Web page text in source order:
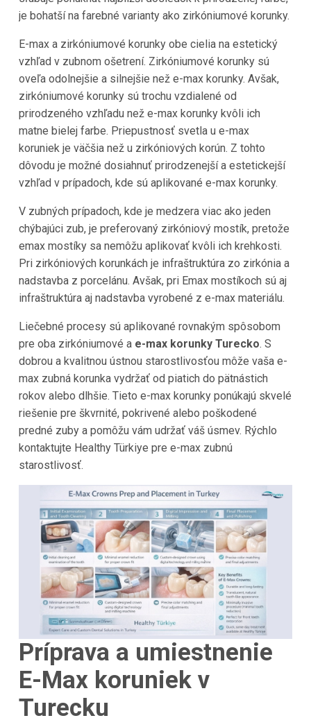
je bohatší na farebné varianty ako zirkóniumové korunky.
E-max a zirkóniumové korunky obe cielia na estetický
vzhľad v zubnom ošetrení. Zirkóniumové korunky sú
oveľa odolnejšie a silnejšie než e-max korunky. Avšak,
zirkóniumové korunky sú trochu vzdialené od
prirodzeného vzhľadu než e-max korunky kvôli ich
matne bielej farbe. Priepustnosť svetla u e-max
koruniek je väčšia než u zirkóniových korún. Z tohto
dôvodu je možné dosiahnuť prirodzenejší a estetickejší
vzhľad v prípadoch, kde sú aplikované e-max korunky.
V zubných prípadoch, kde je medzera viac ako jeden
chýbajúci zub, je preferovaný zirkóniový mostík, pretože
emax mostíky sa nemôžu aplikovať kvôli ich krehkosti.
Pri zirkóniových korunkách je infraštruktúra zo zirkónia a
nadstavba z porcelánu. Avšak, pri Emax mostíkoch sú aj
infraštruktúra aj nadstavba vyrobené z e-max materiálu.
Liečebné procesy sú aplikované rovnakým spôsobom
pre oba zirkóniumové a e-max korunky Turecko. S
dobrou a kvalitnou ústnou starostlivosťou môže vaša e-
max zubná korunka vydržať od piatich do pätnástich
rokov alebo dlhšie. Tieto e-max korunky ponúkajú skvelé
riešenie pre škvrnité, pokrivené alebo poškodené
predné zuby a pomôžu vám udržať váš úsmev. Rýchlo
kontaktujte Healthy Türkiye pre e-max zubnú
starostlivosť.
Príprava a umiestnenie
E-Max koruniek v
Turecku